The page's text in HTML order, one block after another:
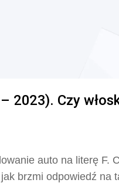
2023). Czy
auto na literę F.
brzmi odpowiedź na